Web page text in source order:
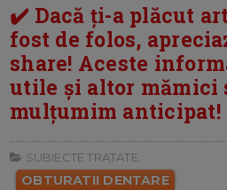
✔️ Dacă ți-a plăcut
fost de folos,
share! Aceste
utile și altor mămici
mulțumim anticipat!
SUBIECTE TRATATE:
OBTURATII DENTARE